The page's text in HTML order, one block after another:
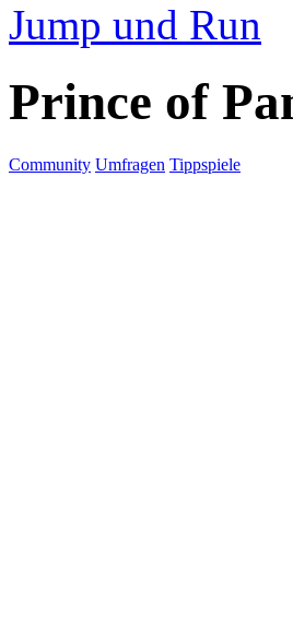
Jump und Run
Prince of
Community Umfragen Tippspiele